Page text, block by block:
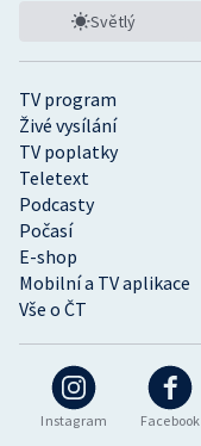
Instagram Facebook
TV program
Živé vysílání
TV poplatky
Teletext
Podcasty
Počasí
E-shop
Mobilní a TV aplikace
Vše o ČT
Světlý